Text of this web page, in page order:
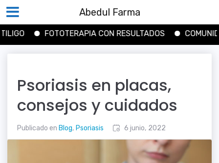
FOTOTERAPIA CON RESULTADOS
COMUNIDAD
Psoriasis en placas,
consejos y cuidados
6 junio, 2022
Publicado en Blog, Psoriasis
Abedul Farma